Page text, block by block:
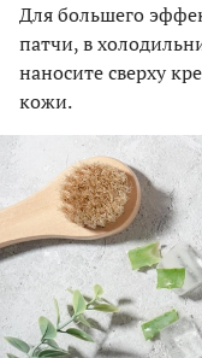
Для большего
патчи, в
наносите сверху
кожи.